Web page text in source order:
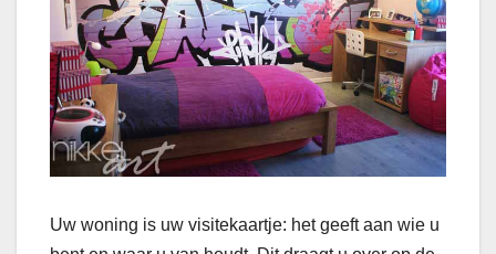
Uw woning is uw visitekaartje: het geeft aan wie u